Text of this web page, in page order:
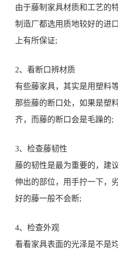
由于藤制家具材质和工艺的
制造厂都选用质地较好的进
上有所保证;
2、看断口辨材质
有些藤家具，其实是用塑料
那些藤的断口处，如果是塑
齐，而藤的断口会是毛躁的;
3、检查藤韧性
藤的韧性是最为重要的，建
伸出的部位，用手拧一下，
好的藤一般不会断;
4、检查外观
看看家具表面的光泽是不是